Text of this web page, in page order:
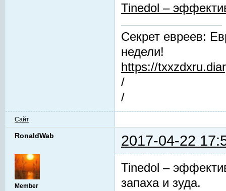
Tinedol –
Секрет евреев:
недели!
https://
/
/
Сайт
RonaldWab 2017-04-22
Member
Tinedol –
запаха и зуда.